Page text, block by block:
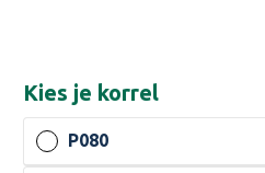
Kies je korrel
P080